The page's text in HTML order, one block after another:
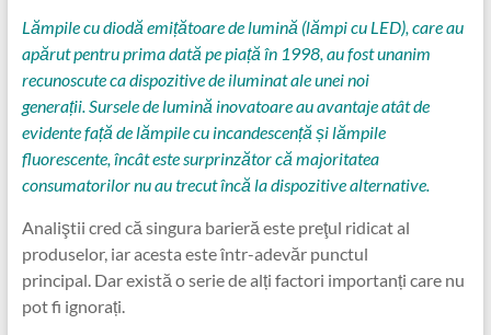
Lămpile cu diodă emițătoare de lumină (lămpi cu LED), care au
apărut pentru prima dată pe piață în 1998, au fost unanim
recunoscute ca dispozitive de iluminat ale unei noi
generații. Sursele de lumină inovatoare au avantaje atât de
evidente față de lămpile cu incandescență și lămpile
fluorescente, încât este surprinzător că majoritatea
consumatorilor nu au trecut încă la dispozitive alternative.
Analiştii cred că singura barieră este preţul ridicat al
produselor, iar acesta este într-adevăr punctul
principal. Dar există o serie de alți factori importanți care nu
pot fi ignorați.